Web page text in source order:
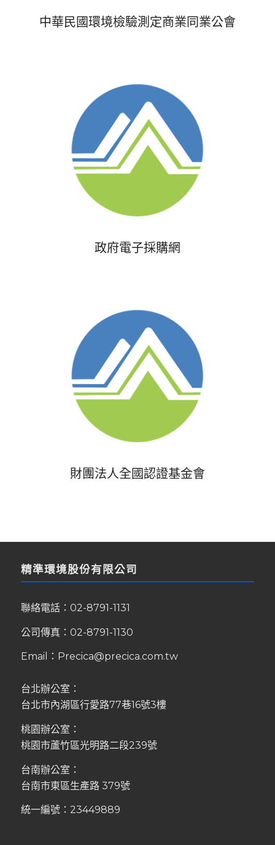
中華民國環境檢驗測定商業同業公會
政府電子採購網
財團法人全國認證基金會
精準環境股份有限公司
聯絡電話： 02-8791-1131
公司傳真：02-8791-1130
Email： Precica@precica.com.tw
台北辦公室：
台北市內湖區行愛路77巷16號3樓
桃園辦公室：
桃園市蘆竹區光明路二段239號
台南辦公室：
台南市東區生產路 379號
統一編號：23449889